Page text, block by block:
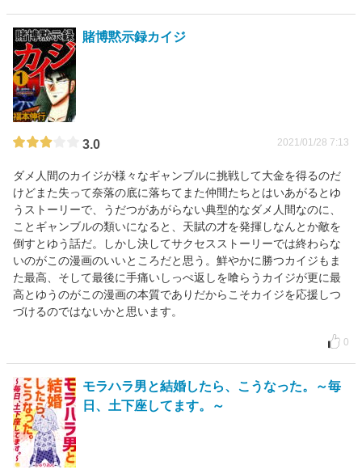
賭博黙示録カイジ
3.0 2021/01/28 7:13
ダメ人間のカイジが様々なギャンブルに挑戦して大金を得るのだ
けどまた失って奈落の底に落ちてまた仲間たちとはいあがるとゆ
うストーリーで、うだつがあがらない典型的なダメ人間なのに、
ことギャンブルの類いになると、天賦の才を発揮しなんとか敵を
倒すとゆう話だ。しかし決してサクセスストーリーでは終わらな
いのがこの漫画のいいところだと思う。鮮やかに勝つカイジもま
た最高、そして最後に手痛いしっぺ返しを喰らうカイジが更に最
高とゆうのがこの漫画の本質でありだからこそカイジを応援しつ
づけるのではないかと思います。
0
モラハラ男と結婚したら、こうなった。～毎
日、土下座してます。～